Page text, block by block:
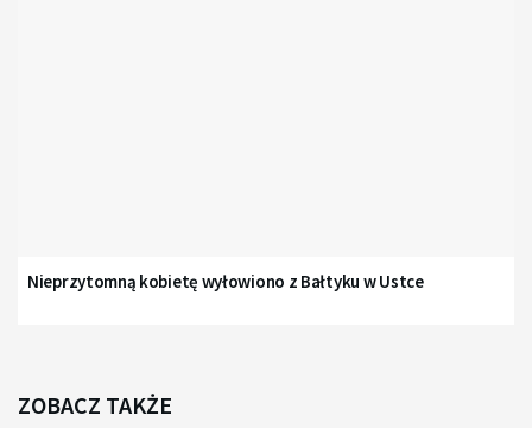
Nieprzytomną kobietę wyłowiono z Bałtyku w Ustce
ZOBACZ TAKŻE